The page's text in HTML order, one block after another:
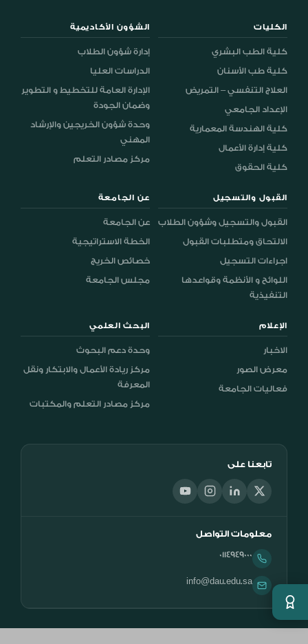
الكليات
كلية الطب البشري
كلية طب الأسنان
العلاج التنفسي – التمريض
الإعداد الجامعي
كلية الهندسة المعمارية
كلية إدارة الأعمال
كلية الحقوق
الشؤون الأكاديمية
إدارة شؤون الطلاب
الدراسات العليا
الإدارة العامة للتخطيط و التطوير
وضمان الجودة
وحدة شؤون الخريجين والإرشاد
المهني
مركز مصادر التعلم
القبول والتسجيل
القبول والتسجيل وشؤون الطلاب
الالتحاق ومتطلبات القبول
اجراءات التسجيل
اللوائح و الأنظمة وقواعدها
التنفيذية
عن الجامعة
عن الجامعة
الخطة الاستراتيجية
خصائص الخريج
مجلس الجامعة
الإعلام
الاخبار
معرض الصور
فعاليات الجامعة
البحث العلمي
وحدة دعم البحوث
مركز ريادة الأعمال والابتكار ونقل
المعرفة
مركز مصادر التعلم والمكتبات
تابعنا على
معلومات التواصل
0114949000
info@dau.edu.sa